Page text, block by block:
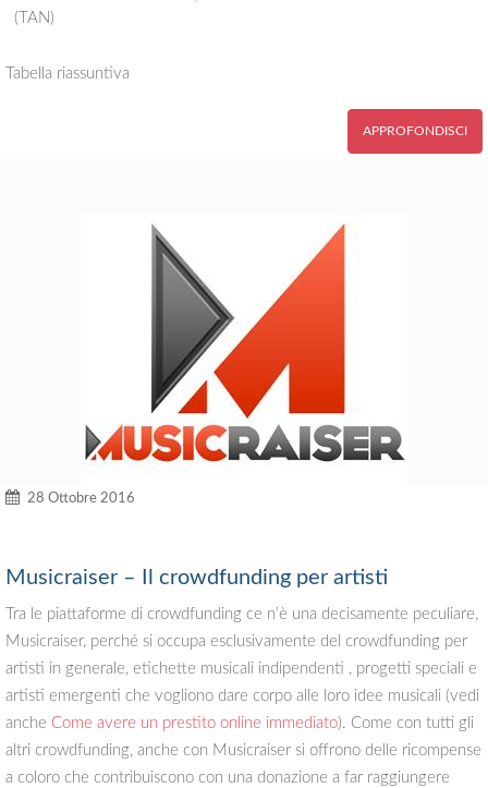
(TAN)
Tabella riassuntiva
APPROFONDISCI
28 Ottobre 2016
Musicraiser – Il crowdfunding per artisti
Tra le piattaforme di crowdfunding ce n’è una decisamente peculiare,
Musicraiser, perché si occupa esclusivamente del crowdfunding per
artisti in generale, etichette musicali indipendenti , progetti speciali e
artisti emergenti che vogliono dare corpo alle loro idee musicali (vedi
anche Come avere un prestito online immediato). Come con tutti gli
altri crowdfunding, anche con Musicraiser si offrono delle ricompense
a coloro che contribuiscono con una donazione a far raggiungere